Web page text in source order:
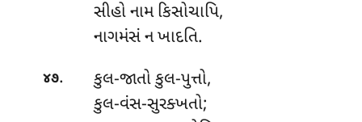
સીહો નામ કિસોચાપિ,
નાગમંસં ન ખાદતિ.
૪૭.
કુલ-જાતો કુલ-પુત્તો,
કુલ-વંસ-સુરક્ખતો;